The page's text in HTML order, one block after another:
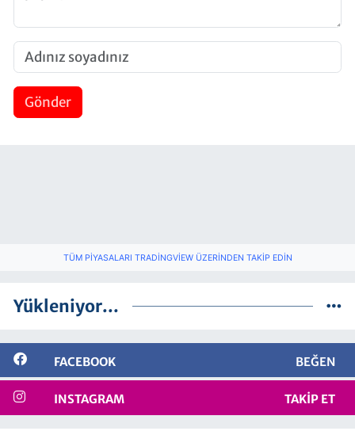
Gönder
TÜM PIYASALARI TRADINGVIEW ÜZERINDEN TAKIP EDIN
Yükleniyor...
FACEBOOK BEĞEN
INSTAGRAM TAKIP ET